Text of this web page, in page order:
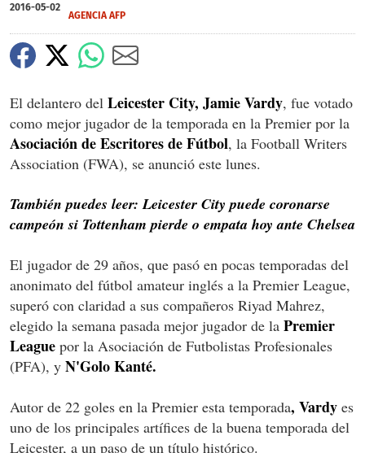
2016-05-02
AGENCIA AFP
El delantero del Leicester City, Jamie Vardy, fue votado
como mejor jugador de la temporada en la Premier por la
Asociación de Escritores de Fútbol, la Football Writers
Association (FWA), se anunció este lunes.
También puedes leer: Leicester City puede coronarse
campeón si Tottenham pierde o empata hoy ante Chelsea
El jugador de 29 años, que pasó en pocas temporadas del
anonimato del fútbol amateur inglés a la Premier League,
superó con claridad a sus compañeros Riyad Mahrez,
elegido la semana pasada mejor jugador de la Premier
League por la Asociación de Futbolistas Profesionales
(PFA), y N'Golo Kanté.
Autor de 22 goles en la Premier esta temporada, Vardy es
uno de los principales artífices de la buena temporada del
Leicester, a un paso de un título histórico.